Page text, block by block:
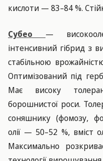
кислоти — 83–84 %.
Субео
—
інтенсивний гібрид з
стабільною
Оптимізований під
Має високу
борошнистої роси.
соняшнику (фомозу,
олії — 50–52 %, вміст
Максимально